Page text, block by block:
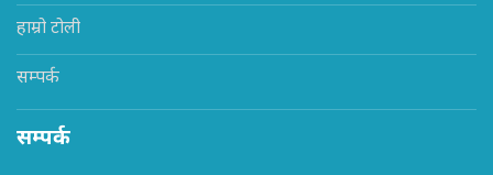
हाम्रो टोली
सम्पर्क
सम्पर्क